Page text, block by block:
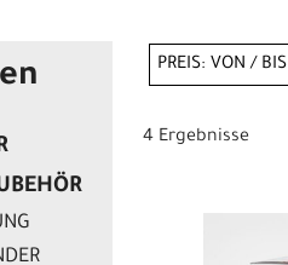
PREIS: VON / BIS
4 Ergebnisse